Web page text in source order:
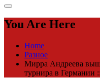
You Are Here
Home
Разное
Мирра Андреева
турнира в Германии